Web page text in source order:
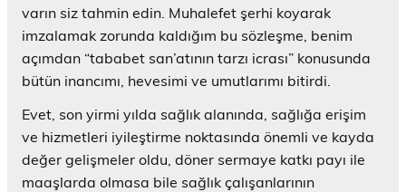
varın siz tahmin edin. Muhalefet şerhi koyarak
imzalamak zorunda kaldığım bu sözleşme, benim
açımdan “tababet san’atının tarzı icrası” konusunda
bütün inancımı, hevesimi ve umutlarımı bitirdi.
Evet, son yirmi yılda sağlık alanında, sağlığa erişim
ve hizmetleri iyileştirme noktasında önemli ve kayda
değer gelişmeler oldu, döner sermaye katkı payı ile
maaşlarda olmasa bile sağlık çalışanlarının